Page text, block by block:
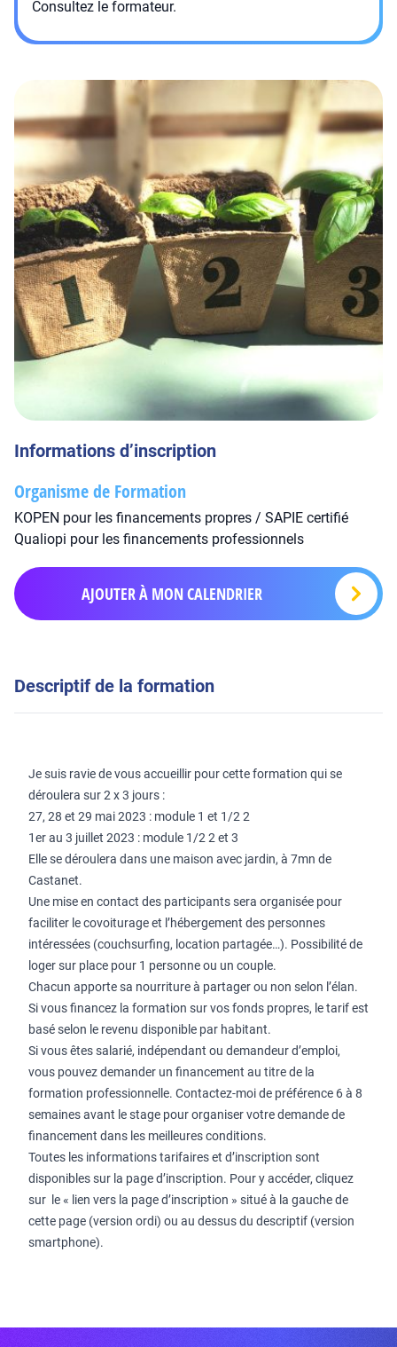
Consultez le formateur.
Informations d’inscription
Organisme de Formation
KOPEN pour les financements propres / SAPIE certifié
Qualiopi pour les financements professionnels
AJOUTER À MON CALENDRIER
Descriptif de la formation
Je suis ravie de vous accueillir pour cette formation qui se
déroulera sur 2 x 3 jours :
27, 28 et 29 mai 2023 : module 1 et 1/2 2
1er au 3 juillet 2023 : module 1/2 2 et 3
Elle se déroulera dans une maison avec jardin, à 7mn de
Castanet.
Une mise en contact des participants sera organisée pour
faciliter le covoiturage et l’hébergement des personnes
intéressées (couchsurfing, location partagée…). Possibilité de
loger sur place pour 1 personne ou un couple.
Chacun apporte sa nourriture à partager ou non selon l’élan.
Si vous financez la formation sur vos fonds propres, le tarif est
basé selon le revenu disponible par habitant.
Si vous êtes salarié, indépendant ou demandeur d’emploi,
vous pouvez demander un financement au titre de la
formation professionnelle. Contactez-moi de préférence 6 à 8
semaines avant le stage pour organiser votre demande de
financement dans les meilleures conditions.
Toutes les informations tarifaires et d’inscription sont
disponibles sur la page d’inscription. Pour y accéder, cliquez
sur le « lien vers la page d’inscription » situé à la gauche de
cette page (version ordi) ou au dessus du descriptif (version
smartphone).